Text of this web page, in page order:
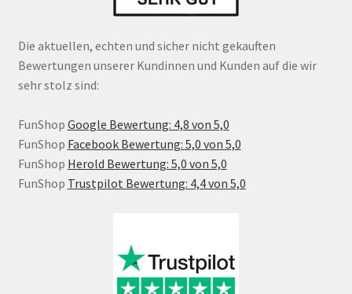
Die aktuellen, echten und sicher nicht gekauften
Bewertungen unserer Kundinnen und Kunden auf die wir
sehr stolz sind:
FunShop Google Bewertung: 4,8 von 5,0
FunShop Facebook Bewertung: 5,0 von 5,0
FunShop Herold Bewertung: 5,0 von 5,0
FunShop Trustpilot Bewertung: 4,4 von 5,0